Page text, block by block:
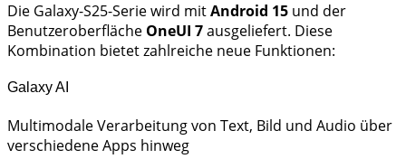
Die Galaxy-S25-Serie wird mitAndroid 15 und der
Benutzeroberfläche OneUI 7ausgeliefert. Diese
Kombination bietet zahlreiche neue Funktionen:
Galaxy AI
Multimodale Verarbeitung von Text, Bild und Audio über
verschiedene Apps hinweg